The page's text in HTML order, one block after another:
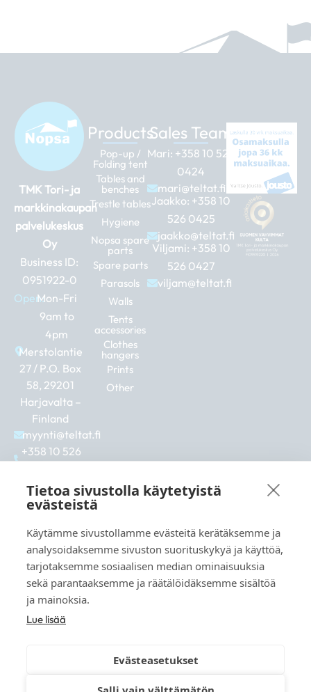
TMK Tori- ja
markkinakaupan
palvelukeskus
Oy
Business ID:
0951922-0
Open:Mon-Fri
9am to
4pm
Merstolantie
27 / P.O. Box
58, 29201
Harjavalta –
Finland
myynti@teltat.fi
+358 10 526
F
a
c
b
o
o
k
I
n
s
a
g
r
a
m
L
i
n
e
d
i
n
Products
Pop-up /
Folding tent
Tables and
benches
Trestle tables
Hygiene
Nopsa spare
parts
Spare parts
Parasols
Walls
Tents
accessories
Clothes
hangers
Prints
Other
Sales Team
Mari: +358 10 526
0424
mari@teltat.fi
Jaakko: +358 10
526 0425
jaakko@teltat.fi
Viljami: +358 10
526 0427
viljam@teltat.fi
See also:
markkina.net
grillikeskus.fi
© 2026 teltat.fi – TMK Tori- ja markkinakaupan
Tietoa sivustolla käytetyistä
evästeistä
Käytämme sivustollamme evästeitä kerätäksemme ja
analysoidaksemme sivuston suorituskykyä ja käyttöä,
tarjotaksemme sosiaalisen median ominaisuuksia
sekä parantaaksemme ja räätälöidäksemme sisältöä
ja mainoksia.
Lue lisää
Evästeasetukset